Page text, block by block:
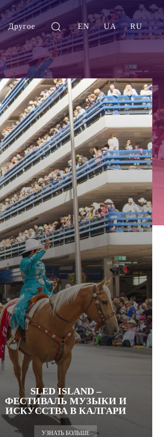
Другое EN UA RU
SLED ISLAND –
ФЕСТИВАЛЬ МУЗЫКИ И
ИСКУССТВА В КАЛГАРИ
УЗНАТЬ БОЛЬШЕ